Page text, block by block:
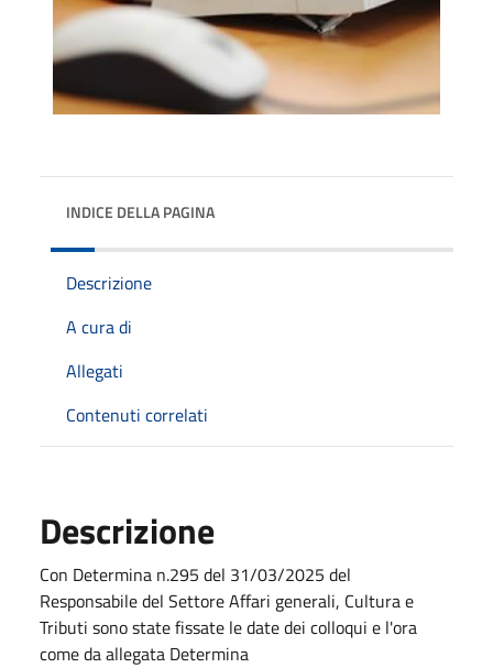
INDICE DELLA PAGINA
Descrizione
A cura di
Allegati
Contenuti correlati
Descrizione
Con Determina n.295 del 31/03/2025 del
Responsabile del Settore Affari generali, Cultura e
Tributi sono state fissate le date dei colloqui e l'ora
come da allegata Determina